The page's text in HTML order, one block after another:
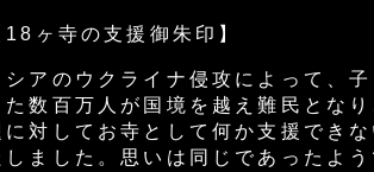
18ヶ寺の支援御朱印】
シアのウクライナ侵攻によって、
た数百万人が国境を越え難民とな
に対してお寺として何か支援でき
しました。思いは同じであったよ